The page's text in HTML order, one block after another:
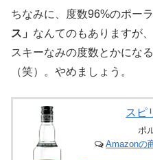
ちなみに、度数96%のポー
ス」 なんてのもありますが
スキーなみの度数とかにな
（笑）。やめましょう。
スピ
ポ
Amazonの